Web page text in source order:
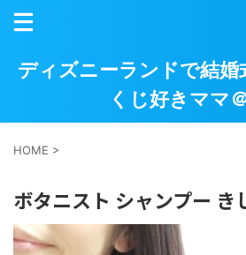
ディズニーランドで結婚
くじ好きママ
HOME >
ボタニスト シャンプー き